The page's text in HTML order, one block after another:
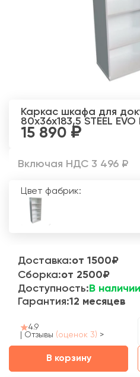
Каркас шкафа для
80x36x183,5 STEEL EVO
15 890
Включая НДС 3 496 ₽
Цвет фабрик:
Доставка:от 1500₽
Сборка:от 2500₽
Доступность: В наличии
Гарантия:12 месяцев
4.9
Отзывы (оценок 3) >
В корзину